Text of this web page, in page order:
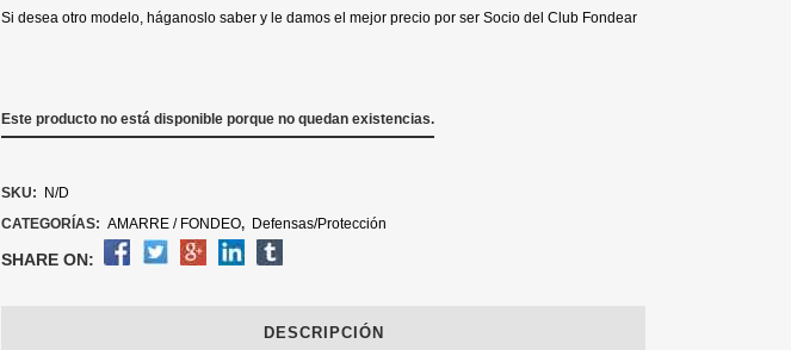
Si desea otro modelo, háganoslo saber y le damos el mejor precio por ser Socio del Club Fondear
Este producto no está disponible porque no quedan existencias.
SKU:
N/D
CATEGORÍAS: AMARRE / FONDEO, Defensas/Protección
SHARE ON:
DESCRIPCIÓN